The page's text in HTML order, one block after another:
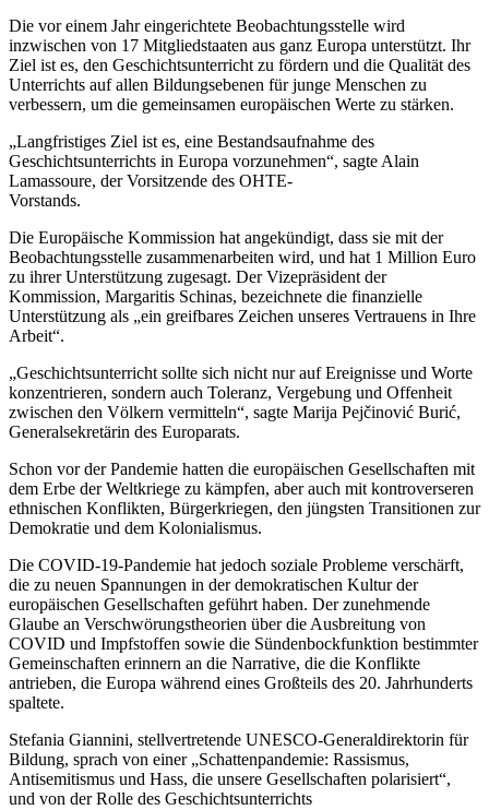
Die vor einem Jahr eingerichtete Beobachtungsstelle wird
inzwischen von 17 Mitgliedstaaten aus ganz Europa unterstützt. Ihr
Ziel ist es, den Geschichtsunterricht zu fördern und die Qualität des
Unterrichts auf allen Bildungsebenen für junge Menschen zu
verbessern, um die gemeinsamen europäischen Werte zu stärken.
„Langfristiges Ziel ist es, eine Bestandsaufnahme des
Geschichtsunterrichts in Europa vorzunehmen“, sagte Alain
Lamassoure, der Vorsitzende des OHTE-
Vorstands.
Die Europäische Kommission hat angekündigt, dass sie mit der
Beobachtungsstelle zusammenarbeiten wird, und hat 1 Million Euro
zu ihrer Unterstützung zugesagt. Der Vizepräsident der
Kommission, Margaritis Schinas, bezeichnete die finanzielle
Unterstützung als „ein greifbares Zeichen unseres Vertrauens in Ihre
Arbeit“.
„Geschichtsunterricht sollte sich nicht nur auf Ereignisse und Worte
konzentrieren, sondern auch Toleranz, Vergebung und Offenheit
zwischen den Völkern vermitteln“, sagte Marija Pejčinović Burić,
Generalsekretärin des Europarats.
Schon vor der Pandemie hatten die europäischen Gesellschaften mit
dem Erbe der Weltkriege zu kämpfen, aber auch mit kontroverseren
ethnischen Konflikten, Bürgerkriegen, den jüngsten Transitionen zur
Demokratie und dem Kolonialismus.
Die COVID-19-Pandemie hat jedoch soziale Probleme verschärft,
die zu neuen Spannungen in der demokratischen Kultur der
europäischen Gesellschaften geführt haben. Der zunehmende
Glaube an Verschwörungstheorien über die Ausbreitung von
COVID und Impfstoffen sowie die Sündenbockfunktion bestimmter
Gemeinschaften erinnern an die Narrative, die die Konflikte
antrieben, die Europa während eines Großteils des 20. Jahrhunderts
spaltete.
Stefania Giannini, stellvertretende UNESCO-Generaldirektorin für
Bildung, sprach von einer „Schattenpandemie: Rassismus,
Antisemitismus und Hass, die unsere Gesellschaften polarisiert“,
und von der Rolle des Geschichtsunterrichts